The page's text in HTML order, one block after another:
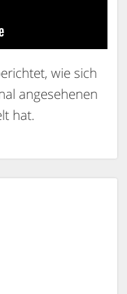
wie sich
angesehenen
hat.